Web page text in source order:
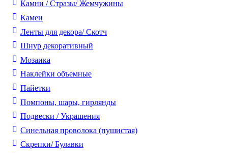
Камни / Cтразы/ Жемчужины
Камеи
Ленты для декора/ Скотч
Шнур декоративный
Мозаика
Наклейки объемные
Пайетки
Помпоны, шары, гирлянды
Подвески / Украшения
Синельная проволока (пушистая)
Скрепки/ Булавки